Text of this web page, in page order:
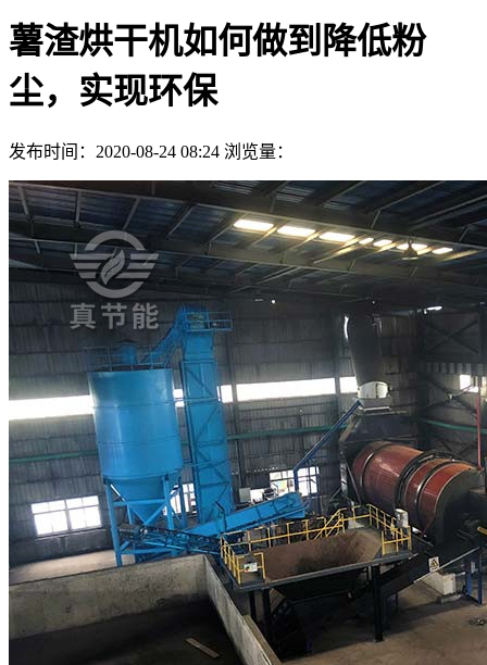
薯渣烘干机如何做到降低粉
尘，实现环保
发布时间：2020-08-24 08:24 浏览量：